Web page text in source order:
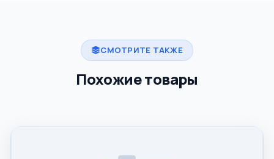
СМОТРИТЕ ТАКЖЕ
Похожие товары